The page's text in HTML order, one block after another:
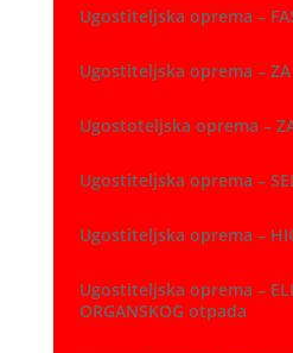
Ugostiteljska oprema –
Ugostiteljska oprema – ZA
Ugostoteljska oprema –
Ugostiteljska oprema –
Ugostiteljska oprema –
Ugostiteljska oprema –
ORGANSKOG otpada